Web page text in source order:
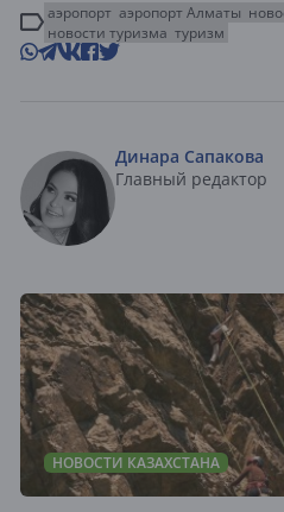
аэропорт аэропорт Алматы
новости туризма туризм
Динара Сапакова
Главный редактор
НОВОСТИ КАЗАХСТАНА